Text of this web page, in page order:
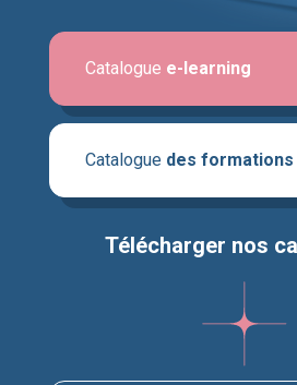
Télécharger nos
Catalogue des formations
Catalogue e-learning